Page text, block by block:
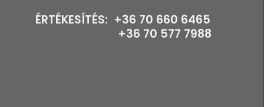
ÉRTÉKESÍTÉS: +36 70 660 6465
+36 70 577 7988